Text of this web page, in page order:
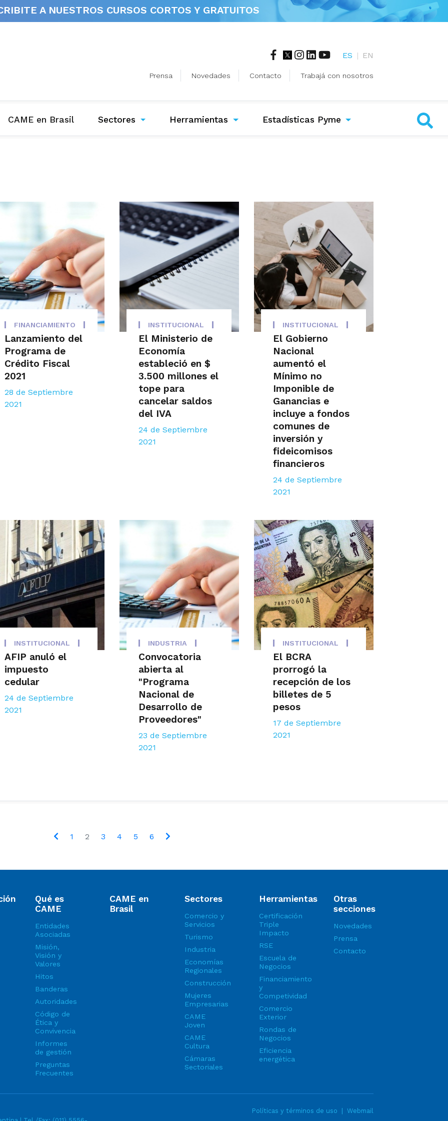
A NUESTROS CURSOS CORTOS Y GRATUITOS
ES | EN
Prensa Novedades Contacto Trabajá con nosotros
CAME en Brasil(current)Sectores Herramientas Estadísticas Pyme
FINANCIAMIENTO
Lanzamiento del
Programa de
Crédito Fiscal
2021
28 de Septiembre
2021
INSTITUCIONAL
El Ministerio de
Economía
estableció en $
3.500 millones el
tope para
cancelar saldos
del IVA
24 de Septiembre
2021
INSTITUCIONAL
El Gobierno
Nacional
aumentó el
Mínimo no
Imponible de
Ganancias e
incluye a fondos
comunes de
inversión y
fideicomisos
financieros
24 de Septiembre
2021
INSTITUCIONAL
AFIP anuló el
impuesto
cedular
24 de Septiembre
2021
INDUSTRIA
Convocatoria
abierta al
"Programa
Nacional de
Desarrollo de
Proveedores"
23 de Septiembre
2021
INSTITUCIONAL
El BCRA
prorrogó la
recepción de los
billetes de 5
pesos
17 de Septiembre
2021
1 2 3 4 5 6
Qué es
CAME
Entidades
Asociadas
Misión,
Visión y
Valores
Hitos
Banderas
Autoridades
Código de
Ética y
Convivencia
Informes
de gestión
Preguntas
Frecuentes
CAME en
Brasil
Sectores
Comercio y
Servicios
Turismo
Industria
Economías
Regionales
Construcción
Mujeres
Empresarias
CAME
Joven
CAME
Cultura
Cámaras
Sectoriales
Herramientas
Certificación
Triple
Impacto
RSE
Escuela de
Negocios
Financiamiento
y
Competividad
Comercio
Exterior
Rondas de
Negocios
Eficiencia
energética
Otras
secciones
Novedades
Prensa
Contacto
Políticas y términos de uso Webmail